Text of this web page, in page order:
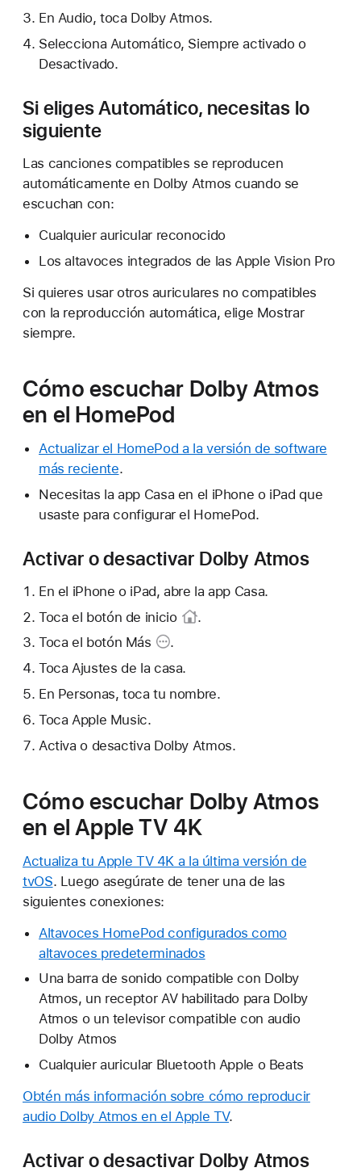
En Audio, toca Dolby Atmos.
Selecciona Automático, Siempre activado o
Desactivado.
Si eliges Automático, necesitas lo
siguiente
Las canciones compatibles se reproducen
automáticamente en Dolby Atmos cuando se
escuchan con:
Cualquier auricular reconocido
Los altavoces integrados de las Apple Vision Pro
Si quieres usar otros auriculares no compatibles
con la reproducción automática, elige Mostrar
siempre.
Cómo escuchar Dolby Atmos
en el HomePod
Actualizar el HomePod a la versión de software
más reciente.
Necesitas la app Casa en el iPhone o iPad que
usaste para configurar el HomePod.
Activar o desactivar Dolby Atmos
En el iPhone o iPad, abre la app Casa.
Tocael botón de inicio
.
Toca el botón Más
.
Toca Ajustes de la casa.
En Personas, toca tu nombre.
Toca Apple Music.
Activa o desactiva Dolby Atmos.
Cómo escuchar Dolby Atmos
en el Apple TV 4K
Actualiza tu Apple TV 4K a la última versión de
tvOS. Luego asegúrate de tener una de las
siguientes conexiones:
Altavoces HomePod configurados como
altavoces predeterminados
Una barra de sonido compatible con Dolby
Atmos, un receptor AV habilitado para Dolby
Atmos o un televisor compatible con audio
Dolby Atmos
Cualquier auricular Bluetooth Apple o Beats
Obtén más información sobre cómo reproducir
audio Dolby Atmos en el Apple TV.
Activar o desactivar Dolby Atmos